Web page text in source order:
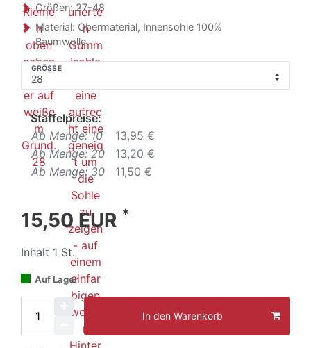
Größen: 27-48
Material: Obermaterial, Innensohle 100%
Baumwolle.
GRÖSSE
Staffelpreise:
Ab Menge: 10
13,95 €
Ab Menge: 20
13,20 €
Ab Menge: 30
11,50 €
15,50 EUR *
Inhalt 1 St.
Auf Lager
In den Warenkorb